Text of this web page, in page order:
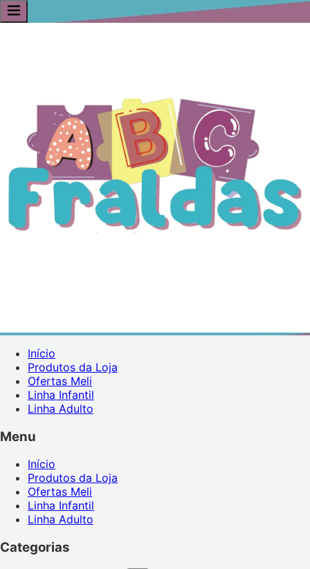
Início
Produtos da Loja
Ofertas Meli
Linha Infantil
Linha Adulto
Menu
Início
Produtos da Loja
Ofertas Meli
Linha Infantil
Linha Adulto
Categorias